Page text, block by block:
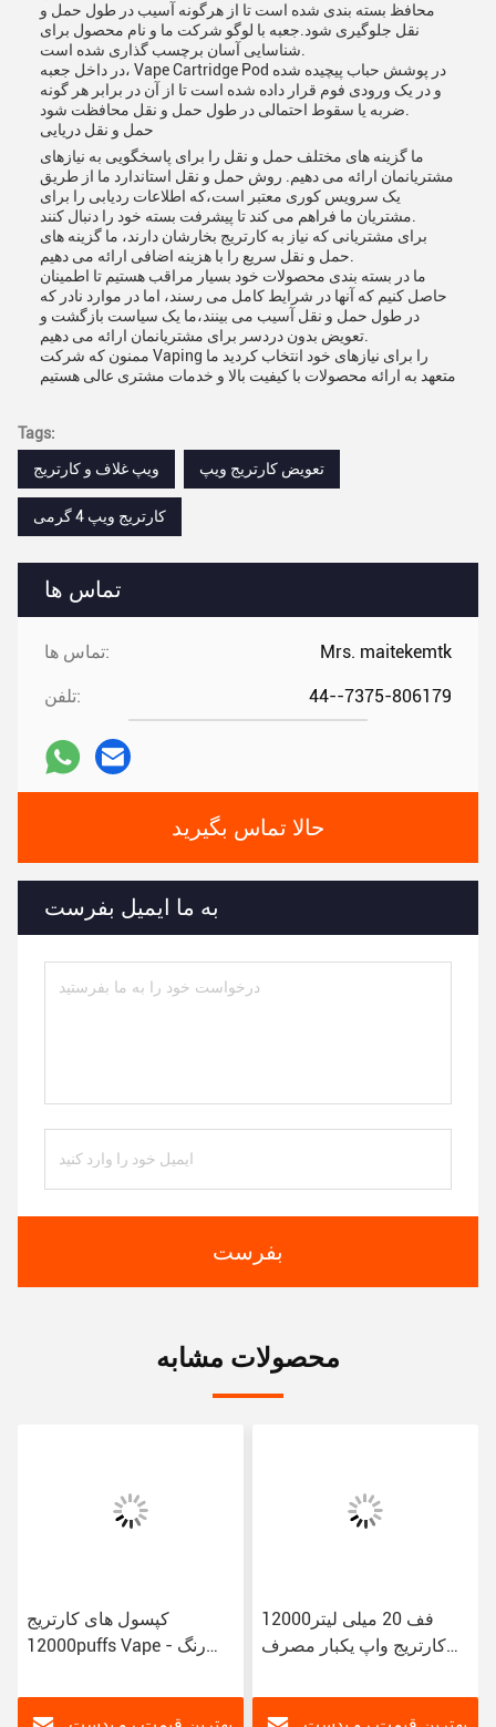
تماس ها
تماس ها: Mrs. maitekemtk
تلفن: 44--7375-806179
حالا تماس بگیرید
به ما ایمیل بفرست
بفرست
محافظ بسته بندی شده است تا از هرگونه آسیب در طول حمل و
نقل جلوگیری شود.جعبه با لوگو شرکت ما و نام محصول برای
در داخل جعبه، Vape Cartridge Pod در پوشش حباب پیچیده شده
و در یک ورودی فوم قرار داده شده است تا از آن در برابر هر گونه
حمل و نقل دریایی
ما گزینه های مختلف حمل و نقل را برای پاسخگویی به نیازهای
مشتریانمان ارائه می دهیم. روش حمل و نقل استاندارد ما از طریق
یک سرویس کوری معتبر است،که اطلاعات ردیابی را برای
برای مشتریانی که نیاز به کارتریج بخارشان دارند، ما گزینه های
ما در بسته بندی محصولات خود بسیار مراقب هستیم تا اطمینان
حاصل کنیم که آنها در شرایط کامل می رسند، اما در موارد نادر که
در طول حمل و نقل آسیب می بینند،ما یک سیاست بازگشت و
ممنون که شرکت Vaping را برای نیازهای خود انتخاب کردید ما
متعهد به ارائه محصولات با کیفیت بالا و خدمات مشتری عالی هستیم
Tags:
ویپ غلاف و کارتریج
تعویض کارتریج ویپ
کارتریج ویپ 4 گرمی
محصولات مشابه
کپسول های کارتریج
12000puffs Vape - رنگ
12000فف 20 میلی لیتر
کارتریج واپ یکبار مصرف